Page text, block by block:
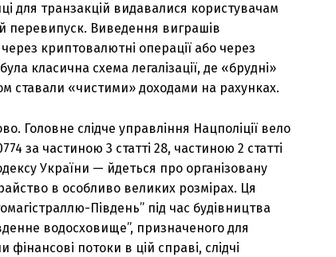
для транзакцій видавалися користувачам
перевипуск. Виведення виграшів
криптовалютні операції або через
класична схема легалізації, де «брудні»
ставали «чистими» доходами на рахунках.
Головне слідче управління Нацполіції вело
за частиною 3 статті 28, частиною 2 статті
України — йдеться про організовану
в особливо великих розмірах. Ця
Південь” під час будівництва
водосховище”, призначеного для
потоки в цій справі, слідчі